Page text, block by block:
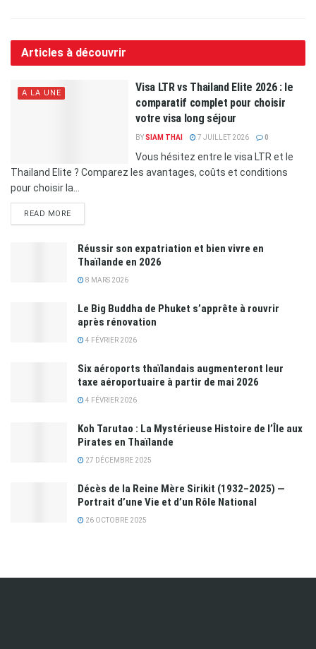
Articles à découvrir
A LA UNE
Visa LTR vs Thailand Elite 2026 : le
comparatif complet pour choisir
votre visa long séjour
BYSIAM THAI 7 JUILLET 2026 0
Vous hésitez entre le visa LTR et le
Thailand Elite ? Comparez les avantages, coûts et conditions
pour choisir la...
READ MORE
Réussir son expatriation et bien vivre en
Thaïlande en 2026
8 MARS 2026
Le Big Buddha de Phuket s’apprête à rouvrir
après rénovation
4 FÉVRIER 2026
Six aéroports thaïlandais augmenteront leur
taxe aéroportuaire à partir de mai 2026
4 FÉVRIER 2026
Koh Tarutao : La Mystérieuse Histoire de l’Île aux
Pirates en Thaïlande
27 DÉCEMBRE 2025
Décès de la Reine Mère Sirikit (1932–2025) —
Portrait d’une Vie et d’un Rôle National
26 OCTOBRE 2025